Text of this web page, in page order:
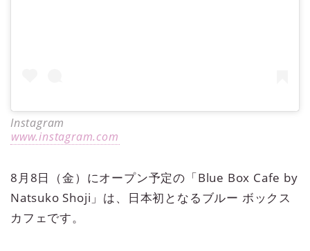
Instagram
www.instagram.com
8月8日（金）にオープン予定の「Blue Box Cafe by
Natsuko Shoji」は、日本初となるブルー ボックス
カフェです。